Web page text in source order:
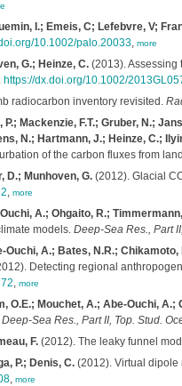
I.; Emeis, C; Lefebvre, V;
10.1002/palo.20033, more
G.; Heinze, C.(2013). Assessing
https://dx.doi.org/10.1002/
radiocarbon inventory revisited.
P.; Mackenzie, F.T.; Gruber, N.;
N.; Hartmann, J.; Heinze, C.;
of the carbon fluxes from
D.; Munhoven, G.(2012). Glacial
, more
A.; Ohgaito, R.;
models. Deep-Sea Res., Part
A.; Bates, N.R.;
Detecting regional
, more
O.E.; Mouchet, A.; Abe-Ouchi,
Deep-Sea Res., Part II, Top. Stud.
F.(2012). The leaky funnel
P.; Denis, C.(2012). Virtual dipole
, more